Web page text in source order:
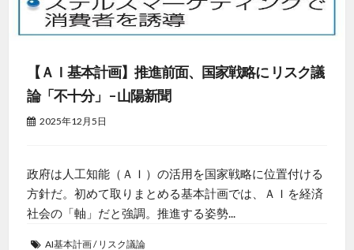
【ＡＩ基本計画】推進前面、国家戦略に リスク議
論「不十分」 – 山陽新聞
2025年12月5日
政府は人工知能（ＡＩ）の活用を国家戦略に位置付ける
方針だ。初めて取りまとめる基本計画では、ＡＩを経済
社会の「軸」だと強調。推進する姿勢...
AI基本計画/ リスク議論